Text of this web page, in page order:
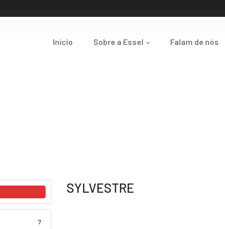
Início Sobre a Essel Falam de nós
7
SYLVESTRE